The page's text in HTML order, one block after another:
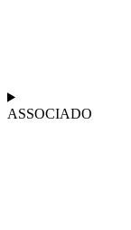
ASSOCIADO